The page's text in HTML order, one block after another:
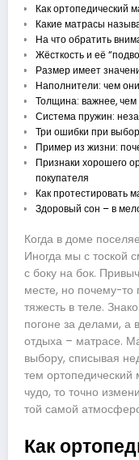
Как ортопедический
Какие матрасы
На что обратить
Жёсткость и её
Размер имеет
Наполнители: чем
Толщина: важнее, чем
Система пружин:
Три ошибки при
Пример из жизни:
Признаки хорошего
покупателя
Как протестировать
Здоровый сон – в
Когда в доме
Иногда мы с тоской
с боку на бок.
месте, но почему-то
тяжесть в теле.
погоне за делами,
отдыха – матрасе.
выбору, списывая
тем ортопедический
чудо, то точно
той самой
Как